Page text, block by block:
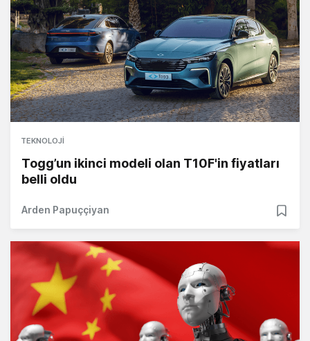
TEKNOLOJI
Togg’un ikinci modeli olan T10F'in fiyatları
belli oldu
Arden Papuççiyan